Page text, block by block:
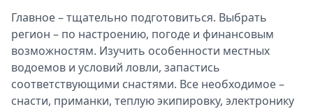
Выставки
Пресс-
релизы
О
Metro
Главное – тщательно подготовиться. Выбрать
регион – по настроению, погоде и финансовым
возможностям. Изучить особенности местных
водоемов и условий ловли, запастись
соответствующими снастями. Все необходимое –
снасти, приманки, теплую экипировку, электронику